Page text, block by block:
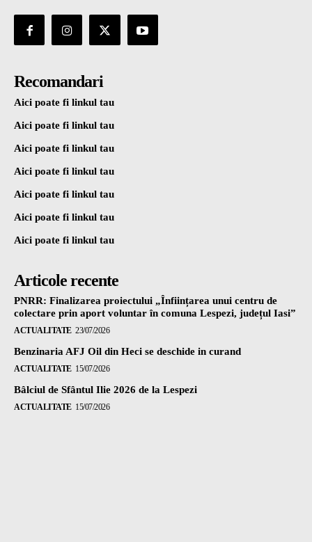
Recomandari
Aici poate fi linkul tau
Aici poate fi linkul tau
Aici poate fi linkul tau
Aici poate fi linkul tau
Aici poate fi linkul tau
Aici poate fi linkul tau
Aici poate fi linkul tau
Articole recente
PNRR: Finalizarea proiectului „Înființarea unui centru de
colectare prin aport voluntar în comuna Lespezi, județul Iasi”
ACTUALITATE 23/07/2026
Benzinaria AFJ Oil din Heci se deschide in curand
ACTUALITATE 15/07/2026
Bâlciul de Sfântul Ilie 2026 de la Lespezi
ACTUALITATE 15/07/2026